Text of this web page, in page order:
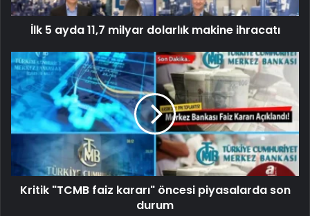
İlk 5 ayda 11,7 milyar dolarlık makine ihracatı
Kritik "TCMB faiz kararı" öncesi piyasalarda son
durum